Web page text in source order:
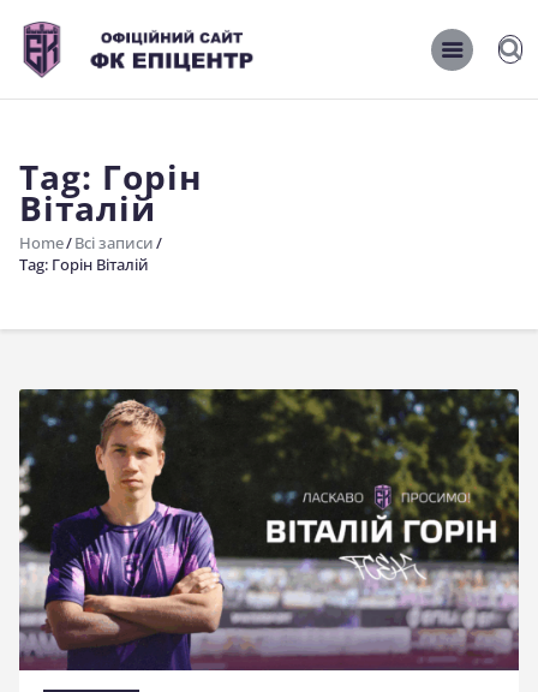
Tag: Горін
Віталій
Home Всі записи
Tag: Горін Віталій
ОФІЦІЙНИЙ САЙТ ФК ЕПІЦЕНТР
ОФІЦІЙНИЙ САЙТ ФК ЕПІЦЕНТР
Головна
Новини
Команда
Історія
Клуб
Фан-шоп
Правила поведінки на
стадіоні